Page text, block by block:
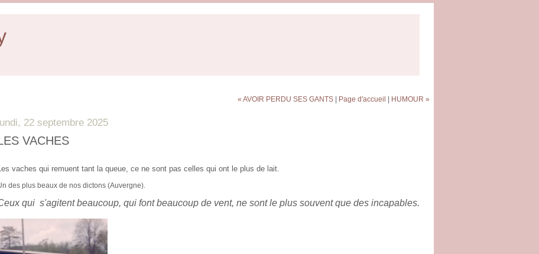
« AVOIR PERDU SES GANTS Page d'accueil HUMOUR »
22 septembre 2025
VACHES
vaches qui remuent tant la queue, ce ne sont pas celles qui ont le plus de lait.
des plus beaux de nos dictons (Auvergne).
qui s'agitent beaucoup, qui font beaucoup de vent, ne sont le plus souvent que des incapables.